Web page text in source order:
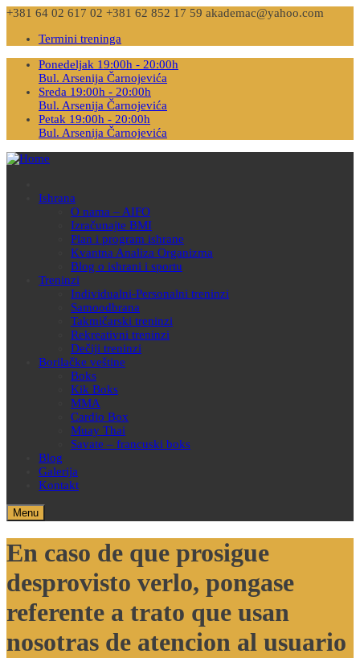
+381 64 02 617 02 +381 62 852 17 59 akademac@yahoo.com
Termini treninga
Ponedeljak 19:00h - 20:00h
Bul. Arsenija Čarnojevića
Sreda 19:00h - 20:00h
Bul. Arsenija Čarnojevića
Petak 19:00h - 20:00h
Bul. Arsenija Čarnojevića
Ishrana
O nama – AIFO
Izračunajte BMI
Plan i program ishrane
Kvantna Analiza Organizma
Blog o ishrani i sportu
Treninzi
Individualni-Personalni treninzi
Samoodbrana
Takmičarski treninzi
Rekreativni treninzi
Dečiji treninzi
Borilačke veštine
Boks
Kik Boks
MMA
Cardio Box
Muay Thai
Savate – francuski boks
Blog
Galerija
Kontakt
Menu
En caso de que prosigue
desprovisto verlo, pongase
referente a trato que usan
nosotras de atencion al usuario